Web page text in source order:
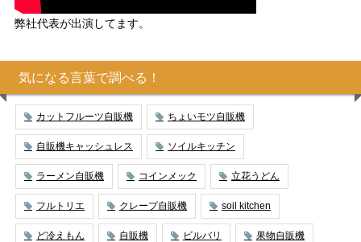
弊社代表が出演してます。
気になる言葉で調べる！
カットフルーツ自販機 ちょいモツ自販機
自販機キャッシュレス ソイルキッチン
ラーメン自販機 コインメック 立花うどん
フルトリエ クレープ自販機 soil kitchen
ど冷えもん 自販機 ビルバリ 果物自販機